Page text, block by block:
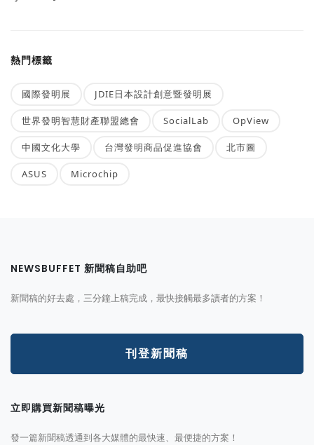
熱門標籤
國際發明展 JDIE日本設計創意暨發明展
世界發明智慧財產聯盟總會 SocialLab OpView
中國文化大學 台灣發明商品促進協會 北市圖
ASUS Microchip
NEWSBUFFET 新聞稿自助吧
新聞稿的好去處，三分鐘上稿完成，最快接觸最多讀者的方案！
刊登新聞稿
立即購買新聞稿曝光
發一篇新聞稿透通到各大媒體的最快速、最便捷的方案！